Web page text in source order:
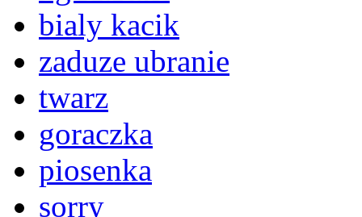
bialy kacik
zaduze ubranie
twarz
goraczka
piosenka
sorry